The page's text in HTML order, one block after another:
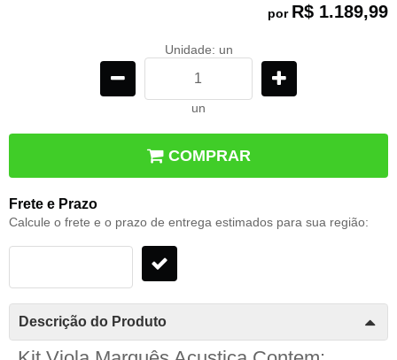
por R$ 1.189,99
Unidade: un
un
COMPRAR
Frete e Prazo
Calcule o frete e o prazo de entrega estimados para sua região:
Descrição do Produto